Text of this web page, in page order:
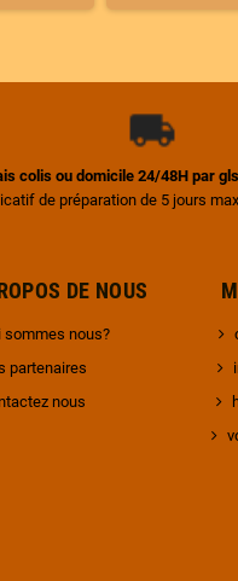
colis ou domicile 24/48H par
de préparation de 5 jours
DE NOUS
sommes nous?
partenaires
nous